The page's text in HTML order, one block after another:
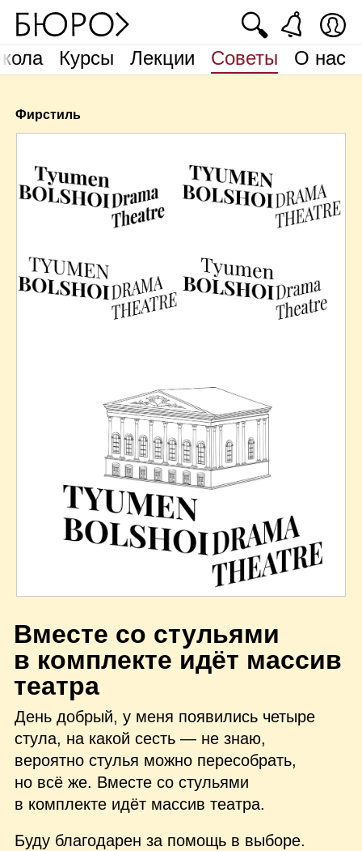
Курсы Лекции Советы О нас
🔍
Фирстиль
Вместе со стульями
в комплекте идёт массив
театра
День добрый, у меня появились четыре
стула, на какой сесть — не знаю,
вероятно стулья можно пересобрать,
но всё же. Вместе со стульями
в комплекте идёт массив театра.
Буду благодарен за помощь в выборе.